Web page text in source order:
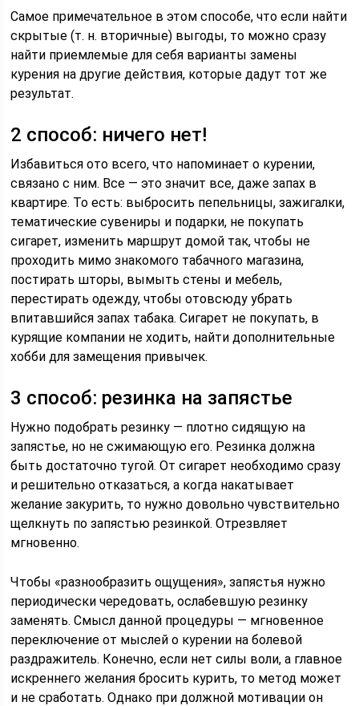
Самое примечательное в этом способе, что если найти
скрытые (т. н. вторичные) выгоды, то можно сразу
найти приемлемые для себя варианты замены
курения на другие действия, которые дадут тот же
результат.
2 способ: ничего нет!
Избавиться ото всего, что напоминает о курении,
связано с ним. Все — это значит все, даже запах в
квартире. То есть: выбросить пепельницы, зажигалки,
тематические сувениры и подарки, не покупать
сигарет, изменить маршрут домой так, чтобы не
проходить мимо знакомого табачного магазина,
постирать шторы, вымыть стены и мебель,
перестирать одежду, чтобы отовсюду убрать
впитавшийся запах табака. Сигарет не покупать, в
курящие компании не ходить, найти дополнительные
хобби для замещения привычек.
3 способ: резинка на запястье
Нужно подобрать резинку — плотно сидящую на
запястье, но не сжимающую его. Резинка должна
быть достаточно тугой. От сигарет необходимо сразу
и решительно отказаться, а когда накатывает
желание закурить, то нужно довольно чувствительно
щелкнуть по запястью резинкой. Отрезвляет
мгновенно.
Чтобы «разнообразить ощущения», запястья нужно
периодически чередовать, ослабевшую резинку
заменять. Смысл данной процедуры — мгновенное
переключение от мыслей о курении на болевой
раздражитель. Конечно, если нет силы воли, а главное
искреннего желания бросить курить, то метод может
и не сработать. Однако при должной мотивации он